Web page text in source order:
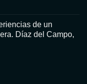
de un
Díaz del Campo,